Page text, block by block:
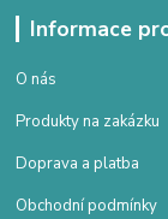
Informace
O nás
Produkty na zakázku
Doprava a platba
Obchodní podmínky